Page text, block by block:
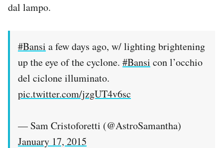
dal lampo.
#Bansi a few days ago, w/ lighting brightening
up the eye of the cyclone. #Bansi con l’occhio
del ciclone illuminato.
pic.twitter.com/jzgUT4v6sc
— Sam Cristoforetti (@AstroSamantha)
January 17, 2015